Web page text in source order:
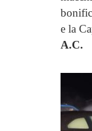
e la
A.C.